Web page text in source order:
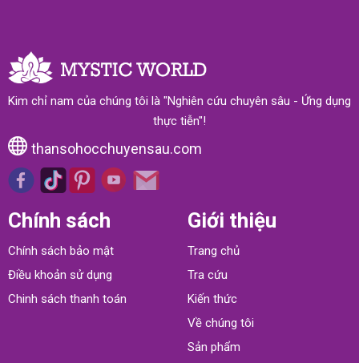
Kim chỉ nam của chúng tôi là "Nghiên cứu chuyên sâu - Ứng dụng
thực tiễn"!
thansohocchuyensau.com
Chính sách
Chính sách bảo mật
Điều khoản sử dụng
Chinh sách thanh toán
Giới thiệu
Trang chủ
Tra cứu
Kiến thức
Về chúng tôi
Sản phẩm